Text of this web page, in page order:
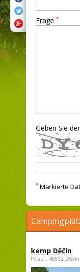
Frage *
Geben Sie
* Markierte
kemp Děčín
Polabí , 40502 Děčín